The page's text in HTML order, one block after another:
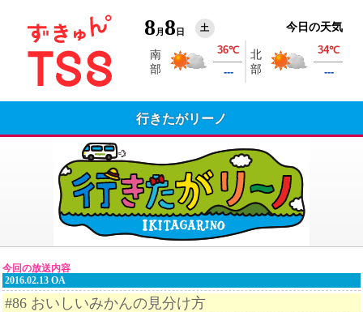
8 月 8 日 土 今日の天気
行きたがリーノ
今回の放送内容
2016.02.13 OA
#86 おいしいみかんの見分け方